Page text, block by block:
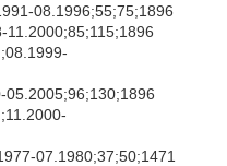
08.1996;55;75;1896
11.2000;85;115;1896
05.2005;96;130;1896
07.1980;37;50;1471